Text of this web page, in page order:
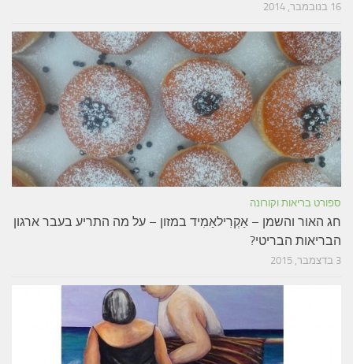
16 בנובמבר, 2014
ספורט בריאות וקורונה
חג האור והשמן – אַקְרִילאַמִיד במזון – על מה התריע בעבר ארגון
הבריאות הבריטי?
3 בדצמבר, 2015